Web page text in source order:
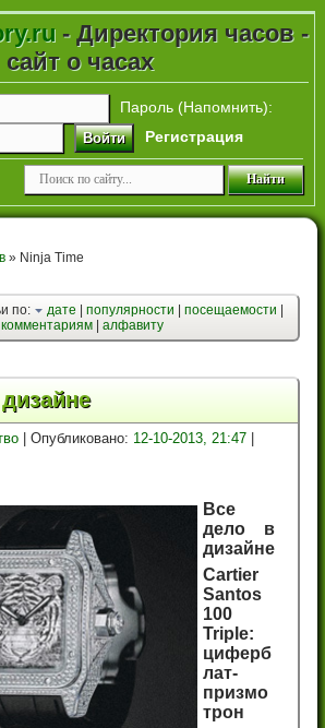
- Директория часов -
сайт о часах
Пароль (Напомнить):
Войти Регистрация
» Ninja Time
по: дате| популярности посещаемости
комментариям |алфавиту
| Опубликовано: 12-10-2013, 21:47
Все
дело в
дизайне
Cartier
Santos
100
Triple:
циферб
лат-
призмо
трон